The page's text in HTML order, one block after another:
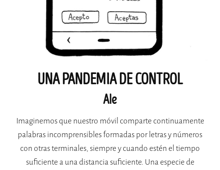
UNA PANDEMIA DE CONTROL
Ale
Imaginemos que nuestro móvil comparte continuamente
palabras incomprensibles formadas por letras y números
con otras terminales, siempre y cuando estén el tiempo
suficiente a una distancia suficiente. Una especie de